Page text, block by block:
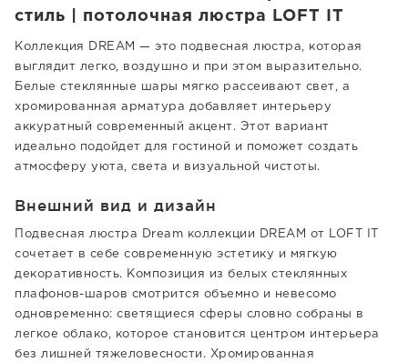
стиль | потолочная люстра LOFT IT
Коллекция DREAM — это подвесная люстра, которая
выглядит легко, воздушно и при этом выразительно.
Белые стеклянные шары мягко рассеивают свет, а
хромированная арматура добавляет интерьеру
аккуратный современный акцент. Этот вариант
идеально подойдет для гостиной и поможет создать
атмосферу уюта, света и визуальной чистоты.
Внешний вид и дизайн
Подвесная люстра Dream коллекции DREAM от LOFT IT
сочетает в себе современную эстетику и мягкую
декоративность. Композиция из белых стеклянных
плафонов-шаров смотрится объемно и невесомо
одновременно: светящиеся сферы словно собраны в
легкое облако, которое становится центром интерьера
без лишней тяжеловесности. Хромированная